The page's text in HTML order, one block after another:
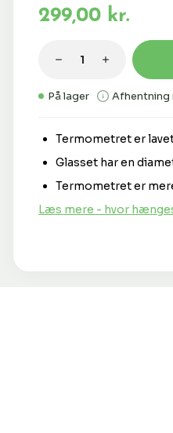
Termometret er
Glasset har en
Termometret er
Læs mere - hvor
299,00 kr.
På lager Afhentning